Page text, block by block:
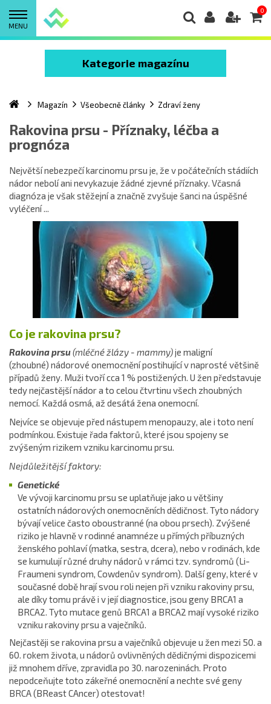
MENU
0
Kategorie magazínu
Magazín Všeobecně články Zdraví ženy
Rakovina prsu - Příznaky, léčba a
prognóza
Největší nebezpečí karcinomu prsu je, že v počátečních stádiích
nádor nebolí ani nevykazuje žádné zjevné příznaky. Včasná
diagnóza je však stěžejní a značně zvyšuje šanci na úspěšné
vyléčení ...
Co je rakovina prsu?
Rakovina prsu(mléčné žlázy - mammy)je maligní
(zhoubné) nádorové onemocnění postihující v naprosté většině
případů ženy. Muži tvoří cca 1 % postižených. U žen představuje
tedy nejčastější nádor a to celou čtvrtinu všech zhoubných
nemocí. Každá osmá, až desátá žena onemocní.
Nejvíce se objevuje před nástupem menopauzy, ale i toto není
podmínkou. Existuje řada faktorů, které jsou spojeny se
zvýšeným rizikem vzniku karcinomu prsu.
Nejdůležitější faktory:
Genetické
Ve vývoji karcinomu prsu se uplatňuje jako u většiny
ostatních nádorových onemocněních dědičnost. Tyto nádory
bývají velice často oboustranné (na obou prsech). Zvýšené
riziko je hlavně v rodinné anamnéze u přímých příbuzných
ženského pohlaví (matka, sestra, dcera), nebo v rodinách, kde
se kumulují různé druhy nádorů v rámci tzv. syndromů (Li-
Fraumeni syndrom, Cowdenův syndrom). Další geny, které v
současné době hrají svou roli nejen při vzniku rakoviny prsu,
ale díky tomu právě i v její diagnostice, jsou geny BRCA1 a
BRCA2. Tyto mutace genů BRCA1 a BRCA2 mají vysoké riziko
vzniku rakoviny prsu a vaječníků.
Nejčastěji se rakovina prsu a vaječníků objevuje u žen mezi 50. a
60. rokem života, u nádorů ovlivněných dědičnými dispozicemi
již mnohem dříve, zpravidla po 30. narozeninách. Proto
nepodceňujte toto zákeřné onemocnění a nechte své geny
BRCA (BReast CAncer) otestovat!